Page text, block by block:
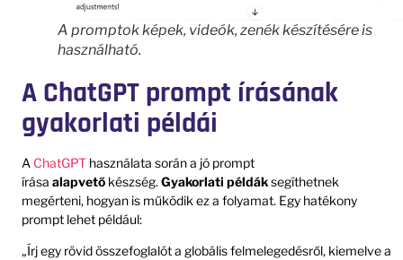
A promptok képek, videók, zenék készítésére is
használható.
A ChatGPT prompt írásának
gyakorlati példái
A ChatGPT használata során a jó prompt
írása alapvető készség. Gyakorlati példáksegíthetnek
megérteni, hogyan is működik ez a folyamat. Egy hatékony
prompt lehet például:
„Írj egy rövid összefoglalót a globális felmelegedésről, kiemelve a